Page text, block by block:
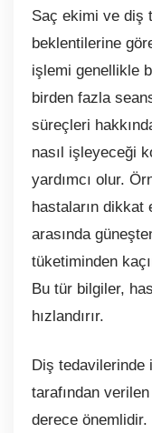
Saç ekimi ve diş
beklentilerine
işlemi genellikle
birden fazla
süreçleri
nasıl işleyeceği
yardımcı olur.
hastaların dikkat
arasında
tüketiminden
Bu tür bilgiler,
hızlandırır.
Diş tedavilerinde
tarafından
derece